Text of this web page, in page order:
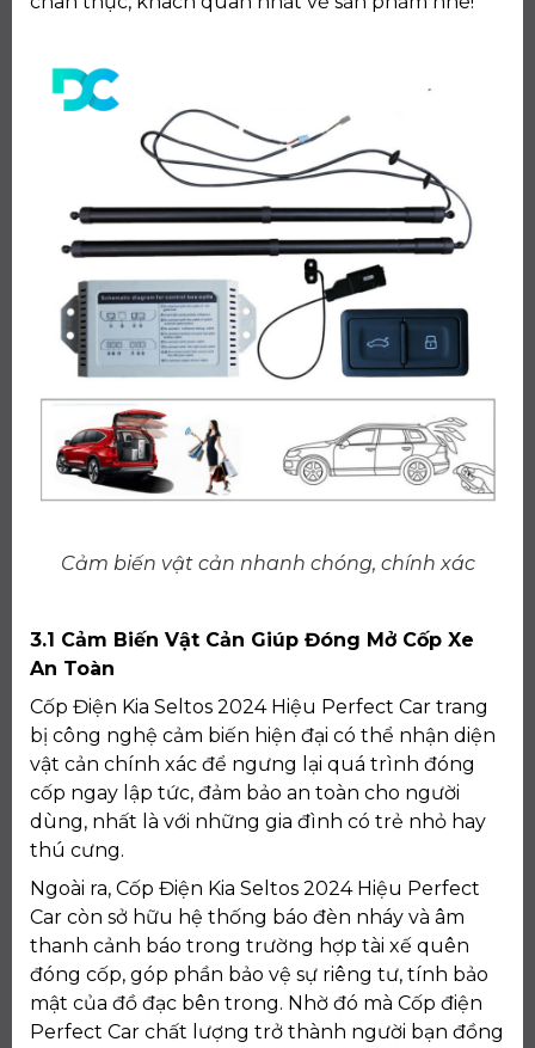
Cảm biến vật cản nhanh chóng, chính xác
3.1 Cảm Biến Vật Cản Giúp Đóng Mở Cốp Xe
An Toàn
Cốp Điện Kia Seltos 2024 Hiệu Perfect Car trang
bị công nghệ cảm biến hiện đại có thể nhận diện
vật cản chính xác để ngưng lại quá trình đóng
cốp ngay lập tức, đảm bảo an toàn cho người
dùng, nhất là với những gia đình có trẻ nhỏ hay
thú cưng.
Ngoài ra, Cốp Điện Kia Seltos 2024 Hiệu Perfect
Car còn sở hữu hệ thống báo đèn nháy và âm
thanh cảnh báo trong trường hợp tài xế quên
đóng cốp, góp phần bảo vệ sự riêng tư, tính bảo
mật của đồ đạc bên trong. Nhờ đó mà Cốp điện
Perfect Car chất lượng trở thành người bạn đồng